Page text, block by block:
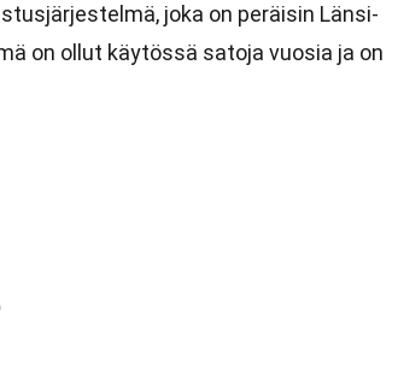
joka on peräisin Länsi-
on ollut käytössä satoja vuosia ja on